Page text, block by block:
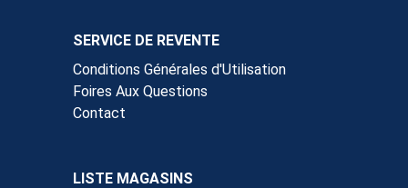
SERVICE DE REVENTE
Conditions Générales d'Utilisation
Foires Aux Questions
Contact
LISTE MAGASINS